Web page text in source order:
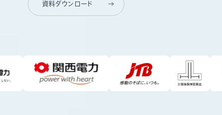
資料ダウンロード